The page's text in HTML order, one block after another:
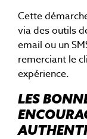
Cette
via des outils
email ou un
remerciant le
expérience.
LES